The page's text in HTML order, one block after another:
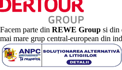
Facem parte din REWE Group si din
mai mare grup central-european din